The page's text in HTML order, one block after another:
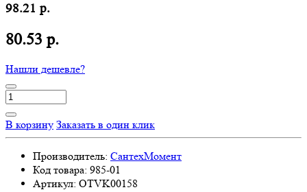
98.21 р.
80.53 р.
Нашли дешевле?
В корзину Заказать в один клик
Производитель: СантехМомент
Код товара: 985-01
Артикул: OTVK00158